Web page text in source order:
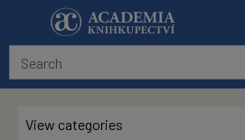
Skip to main content
View categories